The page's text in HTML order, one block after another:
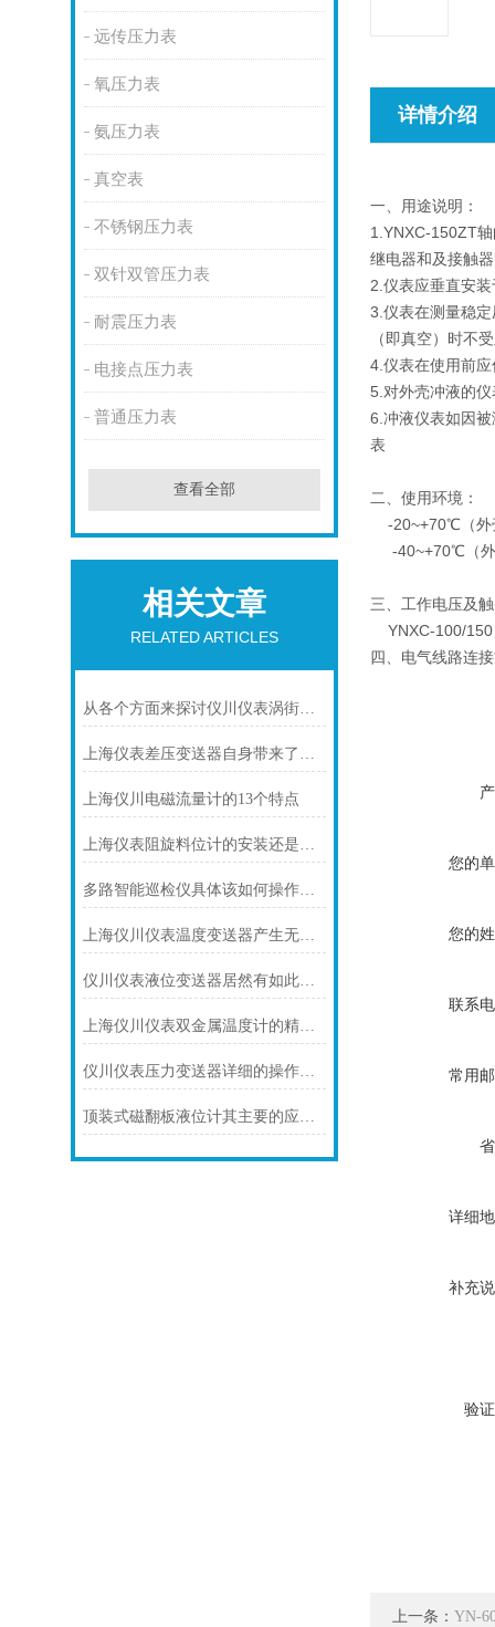
远传压力表
氧压力表
氨压力表
真空表
不锈钢压力表
双针双管压力表
耐震压力表
电接点压力表
普通压力表
查看全部
相关文章
RELATED ARTICLES
从各个方面来探讨仪川仪表涡街流量计的技术特点
上海仪表差压变送器自身带来了怎样的功能
上海仪川电磁流量计的13个特点
上海仪表阻旋料位计的安装还是很有讲究的
多路智能巡检仪具体该如何操作呢？
上海仪川仪表温度变送器产生无输出的原因及解决方法
仪川仪表液位变送器居然有如此之多的特点
上海仪川仪表双金属温度计的精度等级是如何划分的
仪川仪表压力变送器详细的操作步骤如下
顶装式磁翻板液位计其主要的应用领域及具体用途
详情介绍
一、用途说明：
1.YNXC-150ZT
继电器和及接触
2.仪表应垂直安
3.仪表在测量稳
（即真空）时不
4.仪表在使用前
5.对外壳冲液的
6.冲液仪表如因
表
二、使用环境：
-20~+70℃（外
-40~+70℃（外
三、工作电压及
YNXC-100/
四、电气线路连
您的
您的
联系
常用
详细
补充
验
上一条： YN-